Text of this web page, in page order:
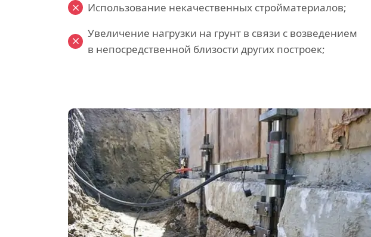
Использование некачественных стройматериалов;
Увеличение нагрузки на грунт в связи с возведением
в непосредственной близости других построек;